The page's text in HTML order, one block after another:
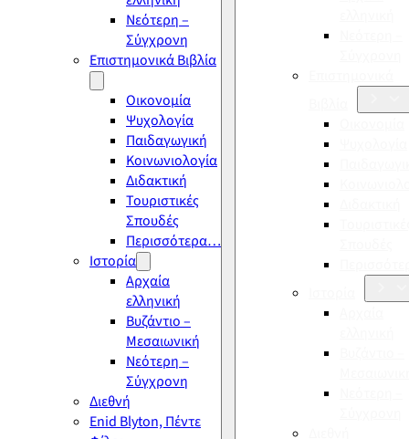
Νεότερη –
Σύγχρονη
Επιστημονικά Βιβλία
Οικονομία
Ψυχολογία
Παιδαγωγική
Κοινωνιολογία
Διδακτική
Τουριστικές
Σπουδές
Περισσότερα…
Ιστορία
Αρχαία
ελληνική
Βυζάντιο –
Μεσαιωνική
Νεότερη –
Σύγχρονη
Διεθνή
Enid Blyton, Πέντε